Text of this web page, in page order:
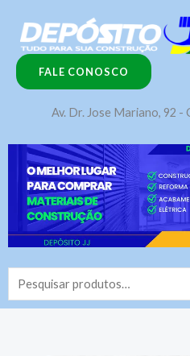
para
conteúdoFALE CONOSCO
Av. Dr. Jose Mariano, 92
Pesquisar
por: